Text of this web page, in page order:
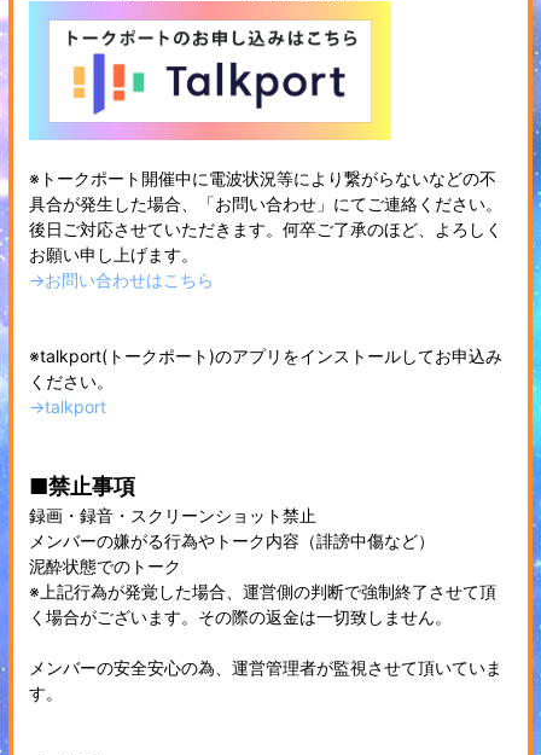
※トークポート開催中に電波状況等により繋がらないなどの不
具合が発生した場合、「お問い合わせ」にてご連絡ください。
後日ご対応させていただきます。何卒ご了承のほど、よろしく
お願い申し上げます。
→お問い合わせはこちら
※talkport(トークポート)のアプリをインストールしてお申込み
ください。
→talkport
■禁止事項
録画・録音・スクリーンショット禁止
メンバーの嫌がる行為やトーク内容（誹謗中傷など）
泥酔状態でのトーク
※上記行為が発覚した場合、運営側の判断で強制終了させて頂
く場合がございます。その際の返金は一切致しません。
メンバーの安全安心の為、運営管理者が監視させて頂いていま
す。